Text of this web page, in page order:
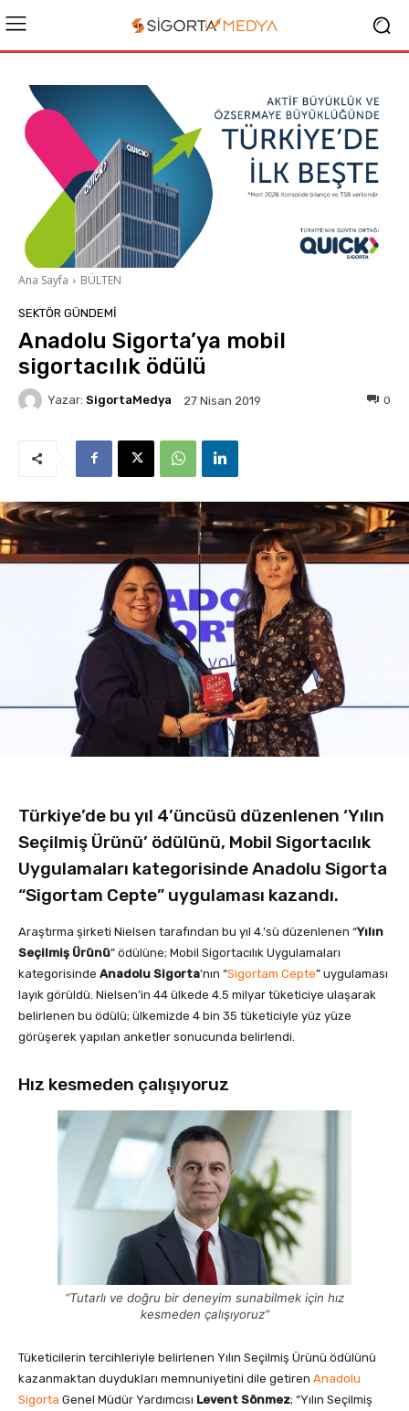
Ana Sayfa BÜLTEN
SEKTÖR GÜNDEMİ
Anadolu Sigorta’ya mobil
sigortacılık ödülü
Yazar: SigortaMedya 27 Nisan 2019 0
Türkiye’de bu yıl 4’üncüsü düzenlenen ‘Yılın
Seçilmiş Ürünü’ ödülünü, Mobil Sigortacılık
Uygulamaları kategorisinde Anadolu Sigorta
“Sigortam Cepte” uygulaması kazandı.
Araştırma şirketi Nielsen tarafından bu yıl 4.’sü düzenlenen “Yılın
Seçilmiş Ürünü” ödülüne; Mobil Sigortacılık Uygulamaları
kategorisinde Anadolu Sigorta’nın “Sigortam Cepte” uygulaması
layık görüldü. Nielsen’in 44 ülkede 4.5 milyar tüketiciye ulaşarak
belirlenen bu ödülü; ülkemizde 4 bin 35 tüketiciyle yüz yüze
görüşerek yapılan anketler sonucunda belirlendi.
Hız kesmeden çalışıyoruz
“Tutarlı ve doğru bir deneyim sunabilmek için hız
kesmeden çalışıyoruz”
Tüketicilerin tercihleriyle belirlenen Yılın Seçilmiş Ürünü ödülünü
kazanmaktan duydukları memnuniyetini dile getiren Anadolu
Sigorta Genel Müdür Yardımcısı Levent Sönmez; “Yılın Seçilmiş